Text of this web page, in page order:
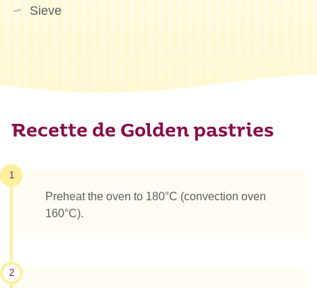
Sieve
Recette de Golden pastries
1
Preheat the oven to 180°C (convection oven
160°C).
2